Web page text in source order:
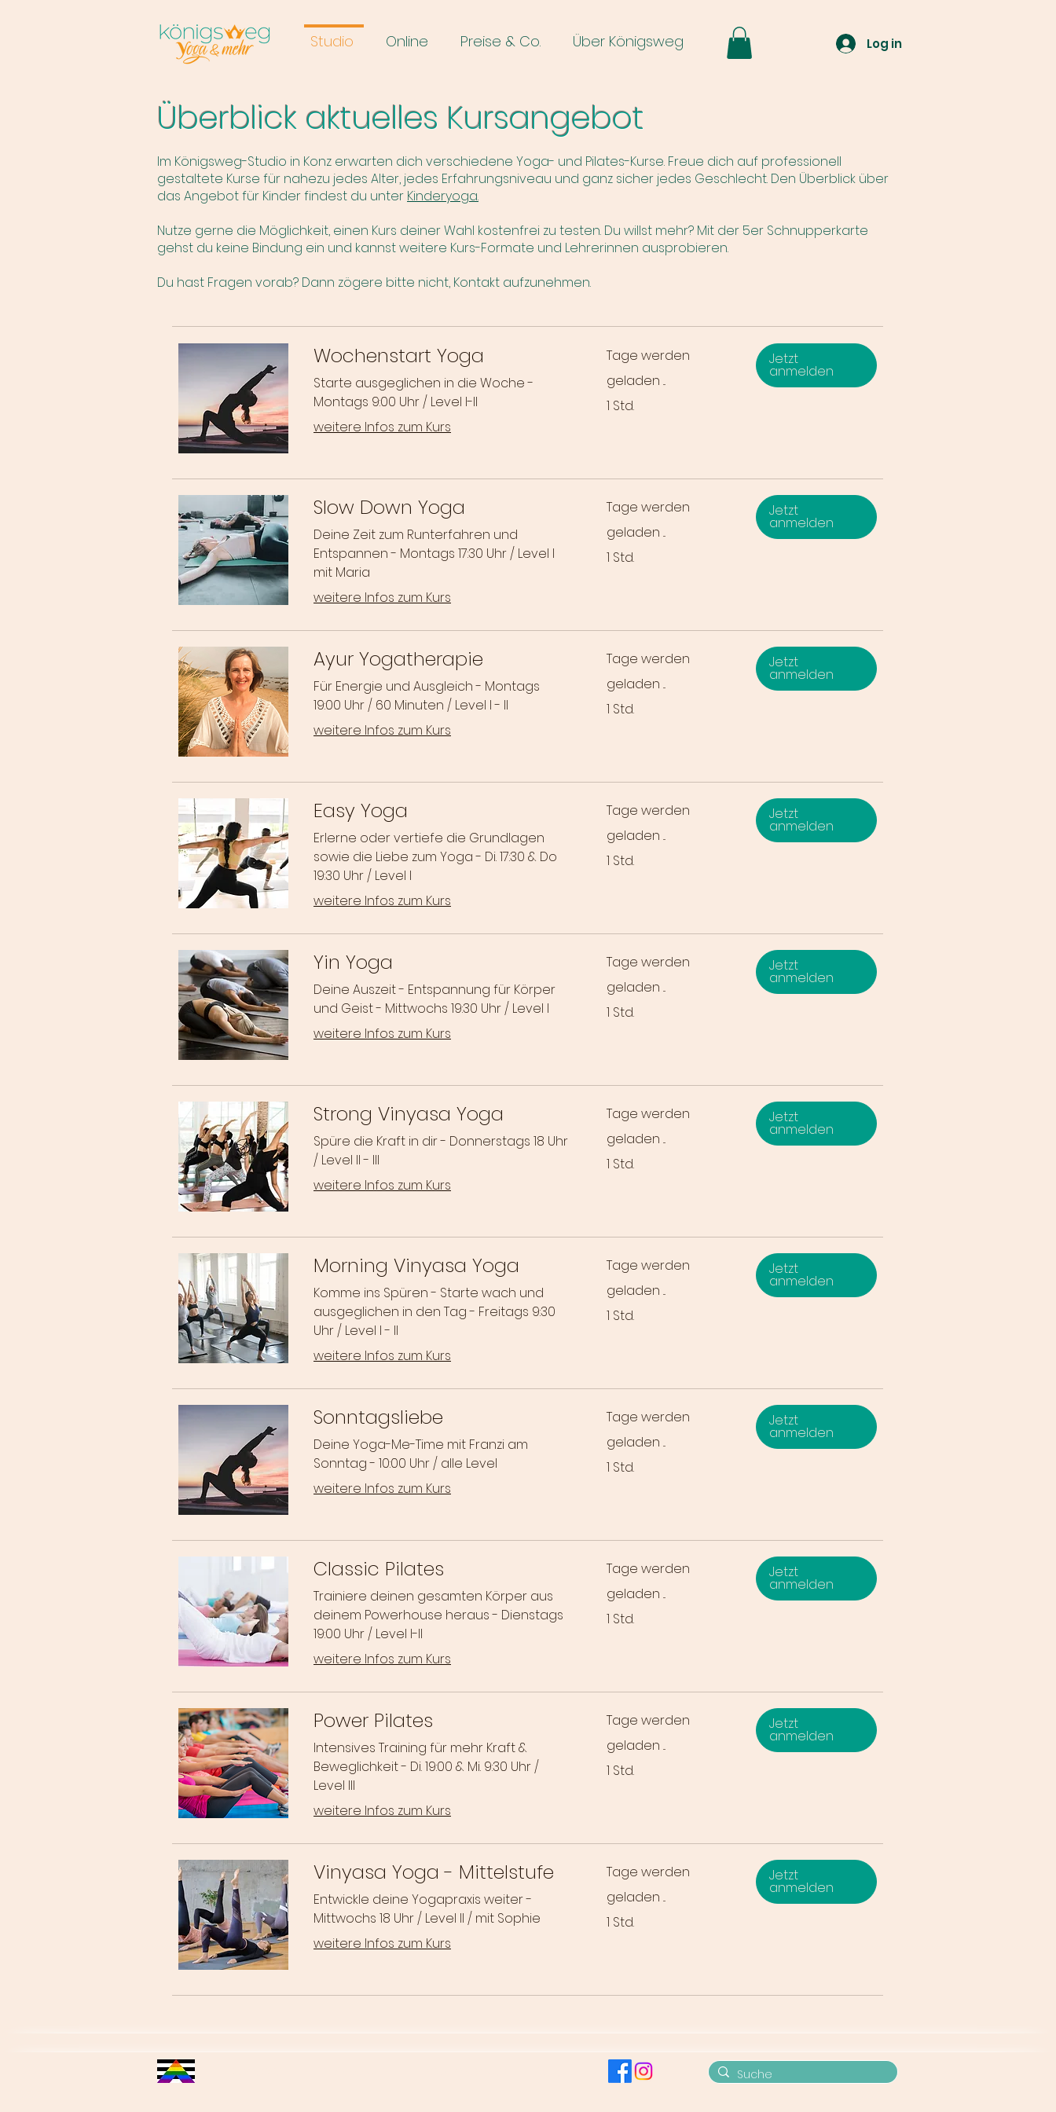
Studio Online Preise & Co. Über Königsweg Log in
Überblick aktuelles Kursangebot
Im Königsweg-Studio in Konz erwarten dich verschiedene Yoga- und Pilates-Kurse. Freue dich auf professionell
gestaltete Kurse für nahezu jedes Alter, jedes Erfahrungsniveau und ganz sicher jedes Geschlecht. Den Überblick über
das Angebot für Kinder findest du unter Kinderyoga.
Nutze gerne die Möglichkeit, einen Kurs deiner Wahl kostenfrei zu testen. Du willst mehr? Mit der 5er Schnupperkarte
gehst du keine Bindung ein und kannst weitere Kurs-Formate und Lehrerinnen ausprobieren.
Du hast Fragen vorab? Dann zögere bitte nicht, Kontakt aufzunehmen.
Wochenstart Yoga
Starte ausgeglichen in die Woche -
Montags 9:00 Uhr / Level I-II
weitere Infos zum Kurs
Tage werden
geladen ...
1 Std.
Jetzt
anmelden
Slow Down Yoga
Deine Zeit zum Runterfahren und
Entspannen - Montags 17:30 Uhr / Level I
mit Maria
weitere Infos zum Kurs
Tage werden
geladen ...
1 Std.
Jetzt
anmelden
Ayur Yogatherapie
Für Energie und Ausgleich - Montags
19:00 Uhr / 60 Minuten / Level I - II
weitere Infos zum Kurs
Tage werden
geladen ...
1 Std.
Jetzt
anmelden
Easy Yoga
Erlerne oder vertiefe die Grundlagen
sowie die Liebe zum Yoga - Di. 17:30 & Do
19:30 Uhr / Level I
weitere Infos zum Kurs
Tage werden
geladen ...
1 Std.
Jetzt
anmelden
Yin Yoga
Deine Auszeit - Entspannung für Körper
und Geist - Mittwochs 19:30 Uhr / Level I
weitere Infos zum Kurs
Tage werden
geladen ...
1 Std.
Jetzt
anmelden
Strong Vinyasa Yoga
Spüre die Kraft in dir - Donnerstags 18 Uhr
/ Level II - III
weitere Infos zum Kurs
Tage werden
geladen ...
1 Std.
Jetzt
anmelden
Morning Vinyasa Yoga
Komme ins Spüren - Starte wach und
ausgeglichen in den Tag - Freitags 9:30
Uhr / Level I - II
weitere Infos zum Kurs
Tage werden
geladen ...
1 Std.
Jetzt
anmelden
Sonntagsliebe
Deine Yoga-Me-Time mit Franzi am
Sonntag - 10:00 Uhr / alle Level
weitere Infos zum Kurs
Tage werden
geladen ...
1 Std.
Jetzt
anmelden
Classic Pilates
Trainiere deinen gesamten Körper aus
deinem Powerhouse heraus - Dienstags
19:00 Uhr / Level I-II
weitere Infos zum Kurs
Tage werden
geladen ...
1 Std.
Jetzt
anmelden
Power Pilates
Intensives Training für mehr Kraft &
Beweglichkeit - Di. 19:00 & Mi. 9:30 Uhr /
Level III
weitere Infos zum Kurs
Tage werden
geladen ...
1 Std.
Jetzt
anmelden
Vinyasa Yoga - Mittelstufe
Entwickle deine Yogapraxis weiter -
Mittwochs 18 Uhr / Level II / mit Sophie
weitere Infos zum Kurs
Tage werden
geladen ...
1 Std.
Jetzt
anmelden